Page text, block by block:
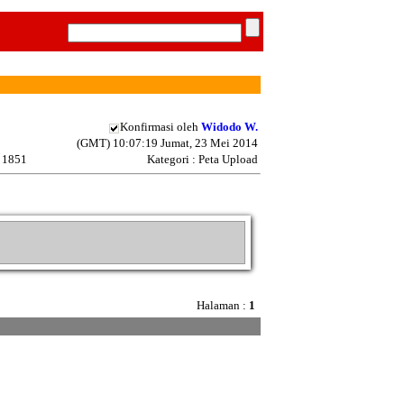
Konfirmasi oleh Widodo W.
(GMT) 10:07:19 Jumat, 23 Mei 2014
Kategori : Peta Upload
Halaman : 1